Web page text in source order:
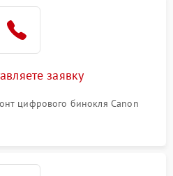
заявку
цифрового бинокля Canon